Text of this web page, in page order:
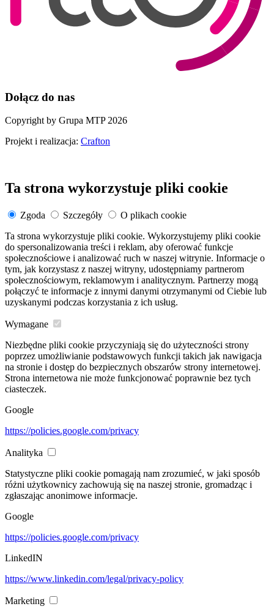
Dołącz do nas
Copyright by Grupa MTP 2026
Projekt i realizacja: Crafton
Ta strona wykorzystuje pliki cookie
Zgoda Szczegóły
O plikach cookie
Ta strona wykorzystuje pliki cookie. Wykorzystujemy pliki cookie
do spersonalizowania treści i reklam, aby oferować funkcje
społecznościowe i analizować ruch w naszej witrynie. Informacje o
tym, jak korzystasz z naszej witryny, udostępniamy partnerom
społecznościowym, reklamowym i analitycznym. Partnerzy mogą
połączyć te informacje z innymi danymi otrzymanymi od Ciebie lub
uzyskanymi podczas korzystania z ich usług.
Wymagane
Niezbędne pliki cookie przyczyniają się do użyteczności strony
poprzez umożliwianie podstawowych funkcji takich jak nawigacja
na stronie i dostęp do bezpiecznych obszarów strony internetowej.
Strona internetowa nie może funkcjonować poprawnie bez tych
ciasteczek.
Google
https://policies.google.com/privacy
Analityka
Statystyczne pliki cookie pomagają nam zrozumieć, w jaki sposób
różni użytkownicy zachowują się na naszej stronie, gromadząc i
zgłaszając anonimowe informacje.
Google
https://policies.google.com/privacy
LinkedIN
https://www.linkedin.com/legal/privacy-policy
Marketing